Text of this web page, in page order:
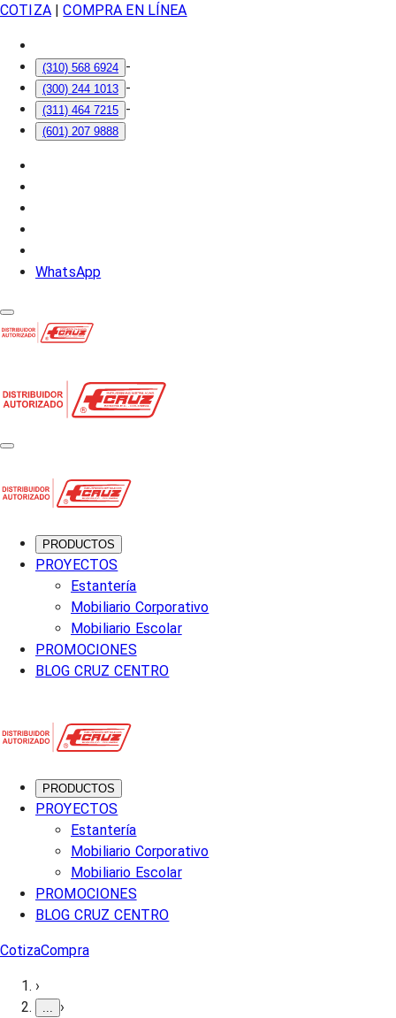
COTIZA| COMPRA EN LÍNEA
(310) 568 6924 -
(300) 244 1013 -
(311) 464 7215 -
(601) 207 9888
WhatsApp
PRODUCTOS
PROYECTOS
Estantería
Mobiliario Corporativo
Mobiliario Escolar
PROMOCIONES
BLOG CRUZ CENTRO
PRODUCTOS
PROYECTOS
Estantería
Mobiliario Corporativo
Mobiliario Escolar
PROMOCIONES
BLOG CRUZ CENTRO
CotizaCompra
›
›